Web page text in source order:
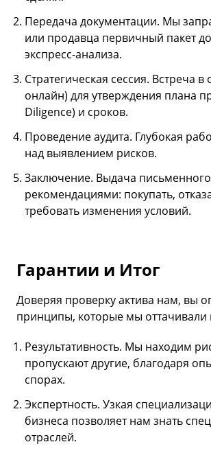
Передача документации. Мы
или продавца первичный пакет
экспресс-анализа.
Стратегическая сессия. Встреча в
онлайн) для утверждения плана
Diligence) и сроков.
Проведение аудита. Глубокая
над выявлением рисков.
Заключение. Выдача письменного
рекомендациями: покупать,
требовать изменения условий.
Гарантии и Итог
Доверяя проверку актива нам, вы
принципы, которые мы оттачивали
Результативность. Мы находим
пропускают другие, благодаря
спорах.
Экспертность. Узкая
бизнеса позволяет нам знать
отраслей.